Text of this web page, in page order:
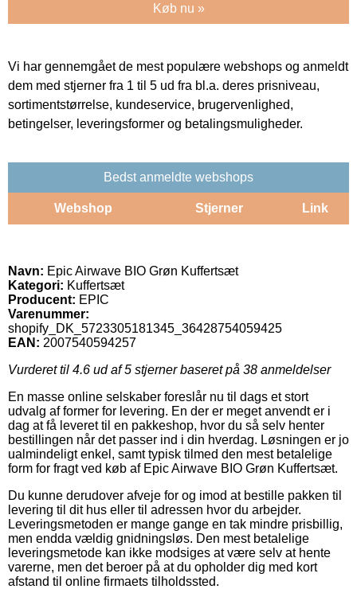
Køb nu »
Vi har gennemgået de mest populære webshops og anmeldt
dem med stjerner fra 1 til 5 ud fra bl.a. deres prisniveau,
sortimentstørrelse, kundeservice, brugervenlighed,
betingelser, leveringsformer og betalingsmuligheder.
Bedst anmeldte webshops
Webshop Stjerner Link
Navn: Epic Airwave BIO Grøn Kuffertsæt
Kategori: Kuffertsæt
Producent: EPIC
Varenummer:
shopify_DK_5723305181345_36428754059425
EAN: 2007540594257
Vurderet til 4.6 ud af 5 stjerner baseret på 38 anmeldelser
En masse online selskaber foreslår nu til dags et stort
udvalg af former for levering. En der er meget anvendt er i
dag at få leveret til en pakkeshop, hvor du så selv henter
bestillingen når det passer ind i din hverdag. Løsningen er jo
ualmindeligt enkel, samt typisk tilmed den mest betalelige
form for fragt ved køb af Epic Airwave BIO Grøn Kuffertsæt.
Du kunne derudover afveje for og imod at bestille pakken til
levering til dit hus eller til adressen hvor du arbejder.
Leveringsmetoden er mange gange en tak mindre prisbillig,
men endda vældig gnidningsløs. Den mest betalelige
leveringsmetode kan ikke modsiges at være selv at hente
varerne, men det beroer på at du opholder dig med kort
afstand til online firmaets tilholdssted.